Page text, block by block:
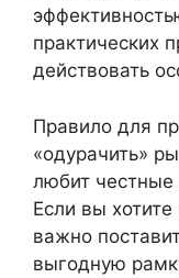
практических
действовать
Правило для
«одурачить»
любит честные
Если вы
важно
выгодную